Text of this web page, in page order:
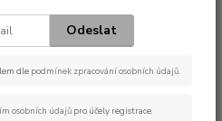
Odeslat
dle podmínek zpracování osobních údajů.
osobních údajů pro účely registrace.